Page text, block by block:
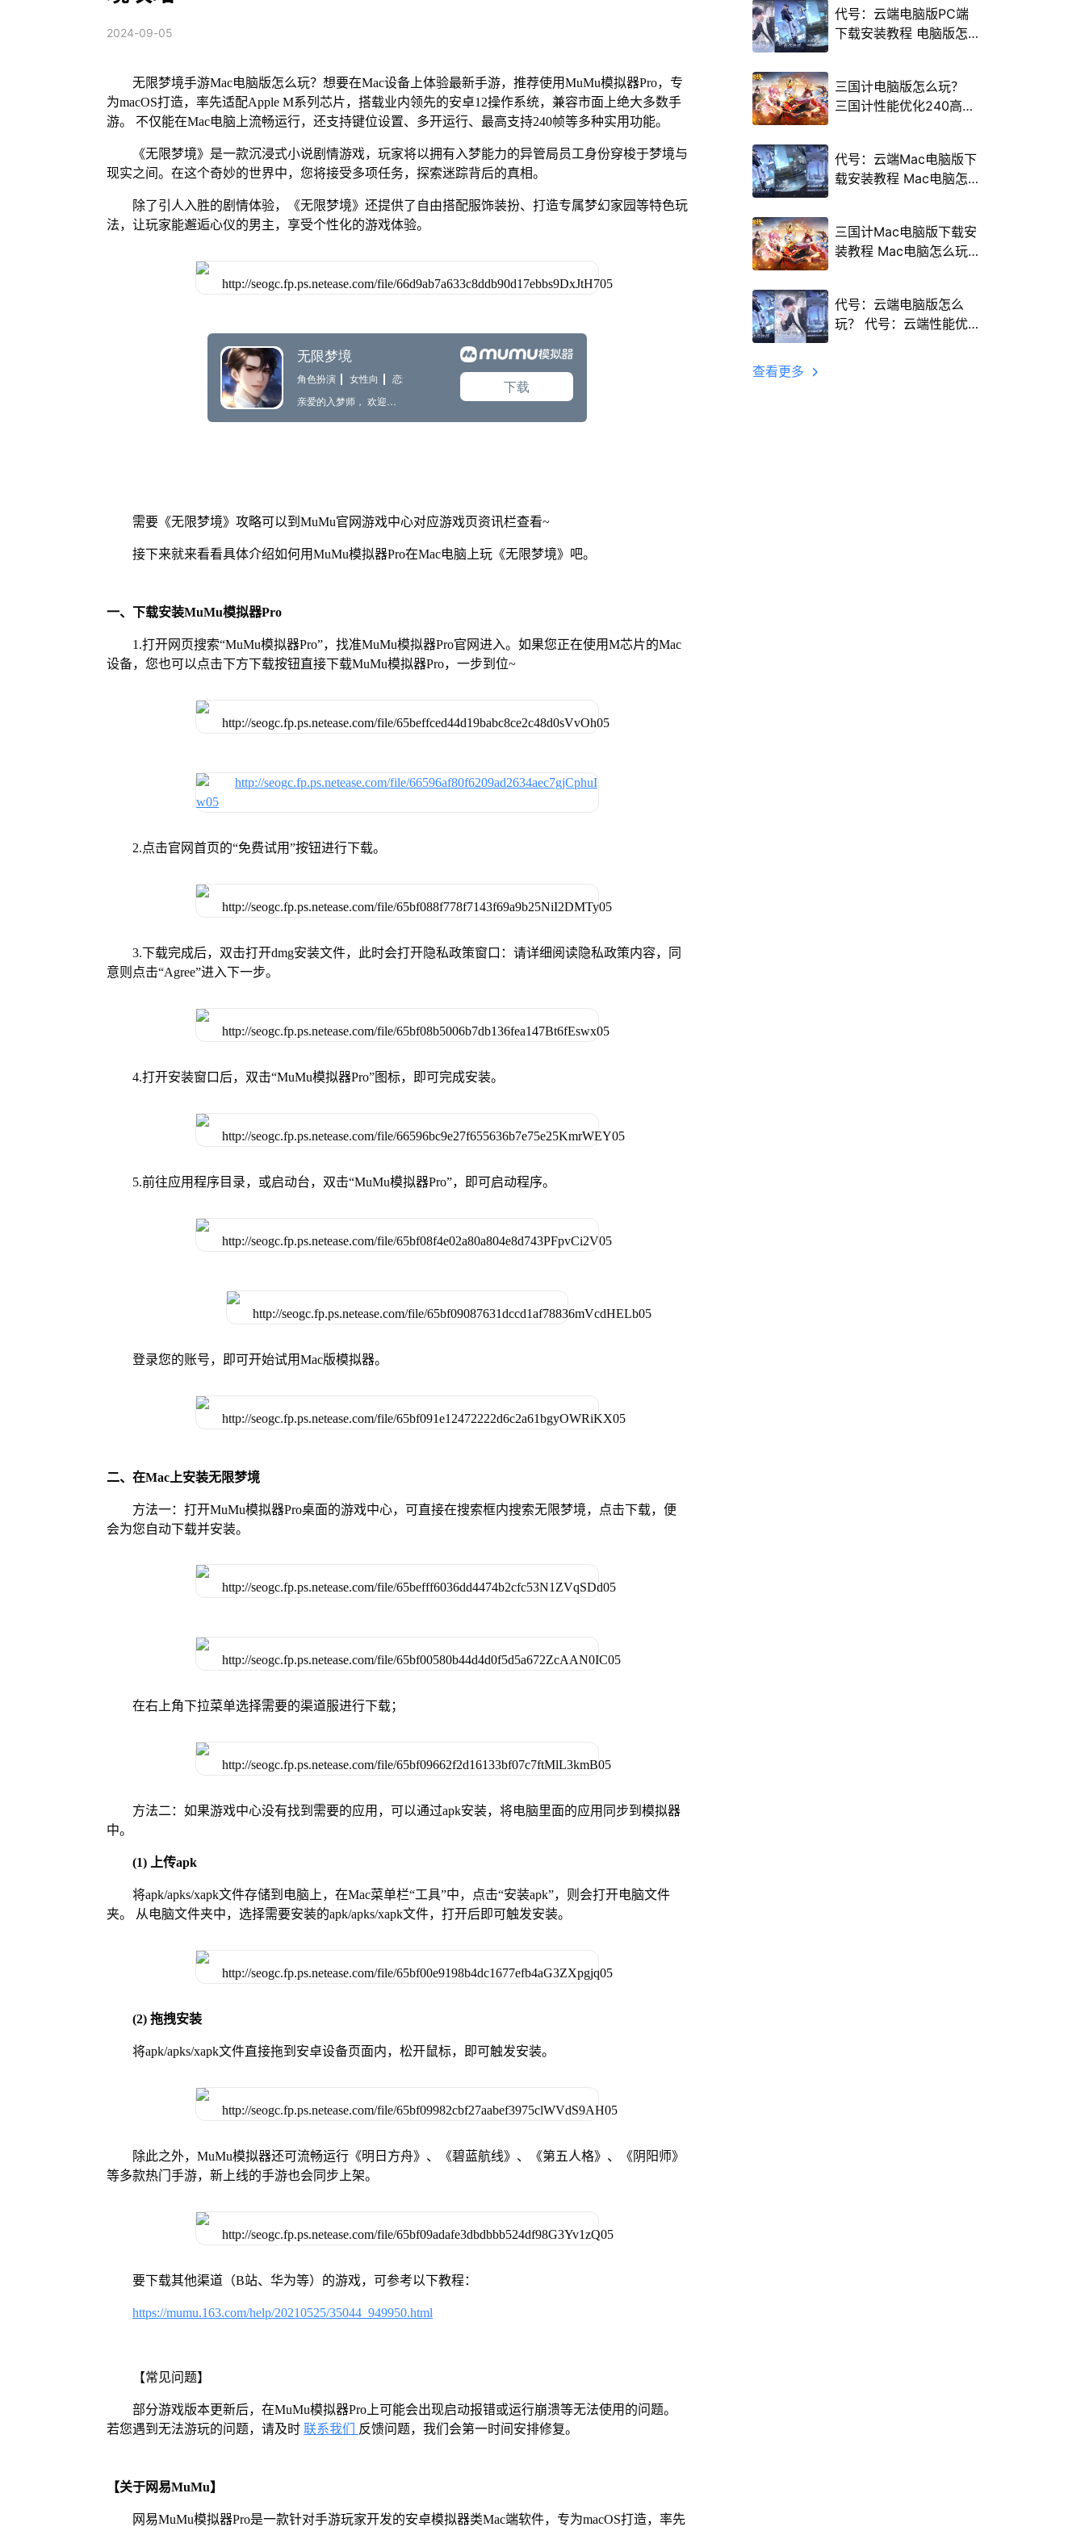
2024-09-05
无限梦境手游Mac电脑版怎么玩？想要在Mac设备上体验最新手游，推荐使用MuMu模拟器Pro，专
为macOS打造，率先适配Apple M系列芯片，搭载业内领先的安卓12操作系统，兼容市面上绝大多数手
游。 不仅能在Mac电脑上流畅运行，还支持键位设置、多开运行、最高支持240帧等多种实用功能。
《无限梦境》是一款沉浸式小说剧情游戏，玩家将以拥有入梦能力的异管局员工身份穿梭于梦境与
现实之间。在这个奇妙的世界中，您将接受多项任务，探索迷踪背后的真相。
除了引人入胜的剧情体验，《无限梦境》还提供了自由搭配服饰装扮、打造专属梦幻家园等特色玩
法，让玩家能邂逅心仪的男主，享受个性化的游戏体验。
需要《无限梦境》攻略可以到MuMu官网游戏中心对应游戏页资讯栏查看~
接下来就来看看具体介绍如何用MuMu模拟器Pro在Mac电脑上玩《无限梦境》吧。
一、下载安装MuMu模拟器Pro
1.打开网页搜索“MuMu模拟器Pro”，找准MuMu模拟器Pro官网进入。如果您正在使用M芯片的Mac
设备，您也可以点击下方下载按钮直接下载MuMu模拟器Pro，一步到位~
2.点击官网首页的“免费试用”按钮进行下载。
3.下载完成后，双击打开dmg安装文件，此时会打开隐私政策窗口：请详细阅读隐私政策内容，同
意则点击“Agree”进入下一步。
4.打开安装窗口后，双击“MuMu模拟器Pro”图标，即可完成安装。
5.前往应用程序目录，或启动台，双击“MuMu模拟器Pro”，即可启动程序。
登录您的账号，即可开始试用Mac版模拟器。
二、在Mac上安装无限梦境
方法一：打开MuMu模拟器Pro桌面的游戏中心，可直接在搜索框内搜索无限梦境，点击下载，便
会为您自动下载并安装。
在右上角下拉菜单选择需要的渠道服进行下载；
方法二：如果游戏中心没有找到需要的应用，可以通过apk安装，将电脑里面的应用同步到模拟器
中。
(1) 上传apk
将apk/apks/xapk文件存储到电脑上，在Mac菜单栏“工具”中，点击“安装apk”，则会打开电脑文件
夹。 从电脑文件夹中，选择需要安装的apk/apks/xapk文件，打开后即可触发安装。
(2) 拖拽安装
将apk/apks/xapk文件直接拖到安卓设备页面内，松开鼠标，即可触发安装。
除此之外，MuMu模拟器还可流畅运行《明日方舟》、《碧蓝航线》、《第五人格》、《阴阳师》
等多款热门手游，新上线的手游也会同步上架。
要下载其他渠道（B站、华为等）的游戏，可参考以下教程：
https://mumu.163.com/help/20210525/35044_949950.html
【常见问题】
部分游戏版本更新后，在MuMu模拟器Pro上可能会出现启动报错或运行崩溃等无法使用的问题。
若您遇到无法游玩的问题，请及时 联系我们 反馈问题，我们会第一时间安排修复。
【关于网易MuMu】
网易MuMu模拟器Pro是一款针对手游玩家开发的安卓模拟器类Mac端软件，专为macOS打造，率先
代号：云端电脑版PC端
下载安装教程 电脑版怎
三国计电脑版怎么玩？
三国计性能优化240高帧
代号：云端Mac电脑版下
载安装教程 Mac电脑怎
三国计Mac电脑版下载安
装教程 Mac电脑怎么玩
代号：云端电脑版怎么
玩？ 代号：云端性能优
查看更多